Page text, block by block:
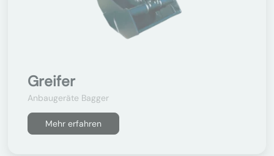
Greifer
Anbaugeräte Bagger
Mehr erfahren